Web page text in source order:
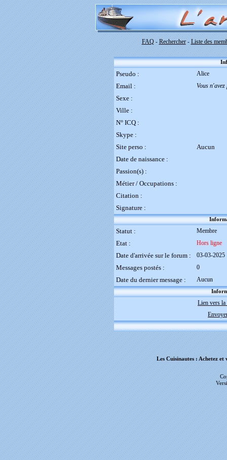
FAQ-Rechercher-Liste des
Pseudo : Alice
Email : Vous
Sexe :
Ville :
N° ICQ :
Skype :
Site perso :
Aucun
Date de naissance :
Passion(s) :
Métier / Occupations :
Citation :
Signature :
Statut : Membre
Etat : Hors ligne
Date d'arrivée sur le forum : 03-03-2025
Messages postés : 0
Date du dernier message : Aucun
Lien vers la
Les Cuisinautes : Achetez et